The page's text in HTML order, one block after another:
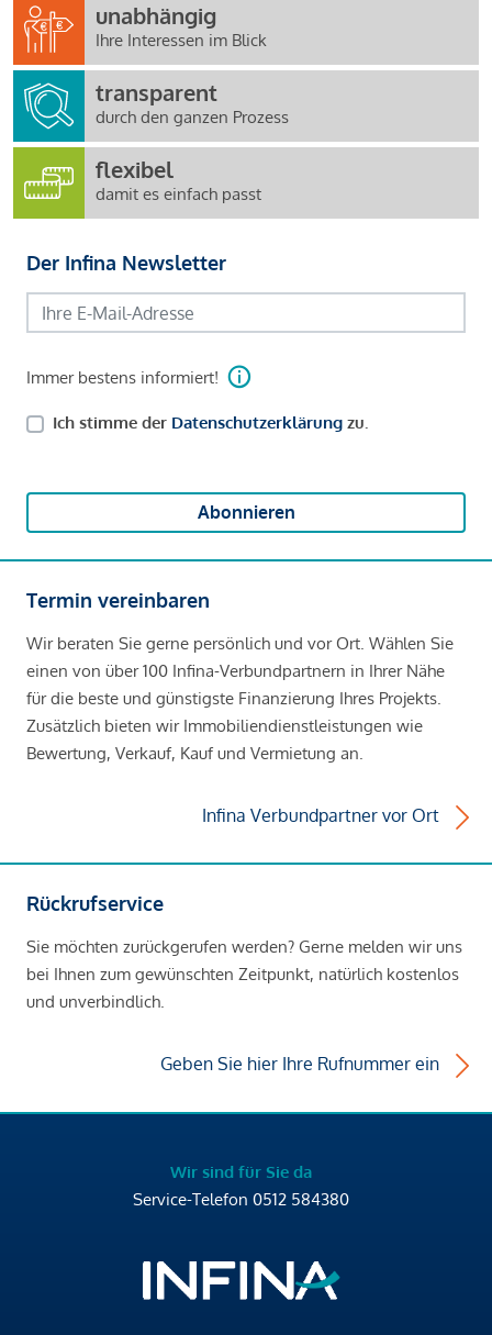
unabhängig
Ihre Interessen im Blick
transparent
durch den ganzen Prozess
flexibel
damit es einfach passt
Der Infina Newsletter
Immer bestens informiert!
Ich stimme der Datenschutzerklärung zu.
Abonnieren
Termin vereinbaren
Wir beraten Sie gerne persönlich und vor Ort. Wählen Sie
einen von über 100 Infina-Verbundpartnern in Ihrer Nähe
für die beste und günstigste Finanzierung Ihres Projekts.
Zusätzlich bieten wir Immobiliendienstleistungen wie
Bewertung, Verkauf, Kauf und Vermietung an.
Infina Verbundpartner vor Ort
Rückrufservice
Sie möchten zurückgerufen werden? Gerne melden wir uns
bei Ihnen zum gewünschten Zeitpunkt, natürlich kostenlos
und unverbindlich.
Geben Sie hier Ihre Rufnummer ein
Wir sind für Sie da
Service-Telefon 0512 584380